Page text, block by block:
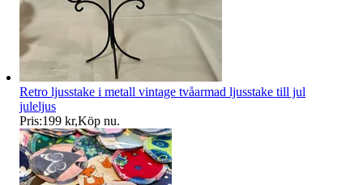
Retro ljusstake i metall vintage tvåarmad ljusstake till jul
juleljus
Pris:199 kr,Köp nu.